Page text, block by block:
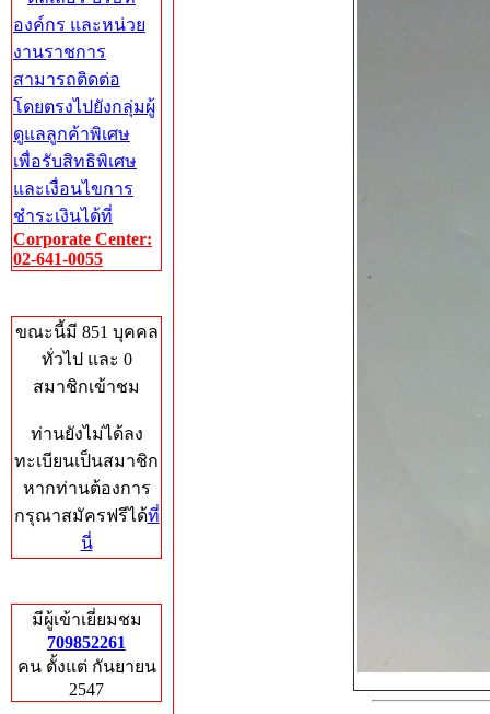
องค์กร และหน่วย
งานราชการ
สามารถติดต่อ
โดยตรงไปยังกลุ่มผู้
ดูแลลูกค้าพิเศษ
เพื่อรับสิทธิพิเศษ
และเงื่อนไขการ
ชำระเงินได้ที่
Corporate Center:
02-641-0055
ขณะนี้มี 851 บุคคล
ทั่วไป และ 0
สมาชิกเข้าชม
ท่านยังไม่ได้ลง
ทะเบียนเป็นสมาชิก
หากท่านต้องการ
กรุณาสมัครฟรีได้ที่
นี่
มีผู้เข้าเยี่ยมชม
709852261
คน ตั้งแต่ กันยายน
2547